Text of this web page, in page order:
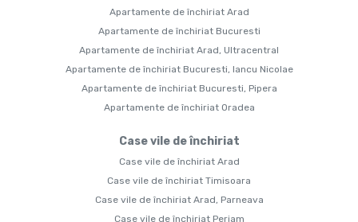
Apartamente de închiriat Arad
Apartamente de închiriat Bucuresti
Apartamente de închiriat Arad, Ultracentral
Apartamente de închiriat Bucuresti, Iancu Nicolae
Apartamente de închiriat Bucuresti, Pipera
Apartamente de închiriat Oradea
Case vile de închiriat
Case vile de închiriat Arad
Case vile de închiriat Timisoara
Case vile de închiriat Arad, Parneava
Case vile de închiriat Periam